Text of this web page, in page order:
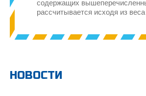
содержащих
рассчитывается исходя из
НОВОСТИ